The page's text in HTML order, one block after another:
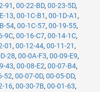
91 , 00-22-BD, 00-23-5D,
13, 00-1C-B1 , 00-1D-A1 ,
54, 00-1C-57, 00-19-55,
9C, 00-16-C7, 00-14-1C,
01 , 00-12-44, 00-11-21 ,
28, 00-0A-F3, 00-09-E9,
43, 00-08-E2, 00-07-B4,
52, 00-07-0D, 00-05-DD,
16, 00-30-7B, 00-01-63,